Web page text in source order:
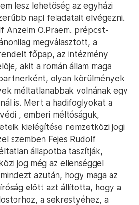
lesz lehetőség az egyházi
napi feladatait elvégezni.
Anzelm O.Praem. prépost-
megválasztott, a
főpap, az intézmény
akit a román állam maga
olyan körülmények
méltatlanabbak volnának egy
is. Mert a hadifoglyokat a
, emberi méltóságuk,
kielégítése nemzetközi jogi
szemben Fejes Rudolf
állapotba taszítják,
jog még az ellenséggel
azután, hogy maga az
előtt azt állította, hogy a
a sekrestyéhez, a